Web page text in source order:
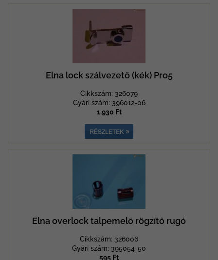
Elna lock szálvezető (kék) Pro5
Cikkszám: 326079
Gyári szám: 396012-06
1.930 Ft
Elna overlock talpemelő rögzítő rugó
Cikkszám: 326006
Gyári szám: 395054-50
595 Ft